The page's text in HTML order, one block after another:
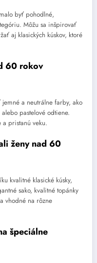
byť pohodlné,
Môžu sa inšpirovať
aj klasických kúskov, ktoré
60 rokov
a neutrálne farby, ako
pastelové odtiene.
pristanú veku.
ženy nad 60
kvalitné klasické kúsky,
sako, kvalitné topánky
vhodné na rôzne
špeciálne